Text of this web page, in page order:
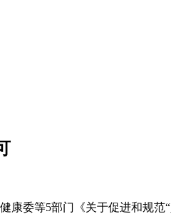
康委等5部门《关于促进和规范